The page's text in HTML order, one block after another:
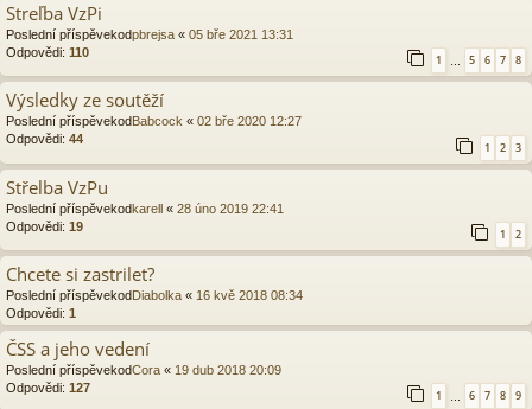
Streľba VzPi
Poslední příspěvekodpbrejsa « 05 bře 2021 13:31
Odpovědi: 110
1 … 5 6 7 8
Výsledky ze soutěží
Poslední příspěvekod Babcock « 02 bře 2020 12:27
Odpovědi: 44
1 2 3
Střelba VzPu
Poslední příspěvekodkarell « 28 úno 2019 22:41
Odpovědi: 19
1 2
Chcete si zastrilet?
Poslední příspěvekodDiabolka « 16 kvě 2018 08:34
Odpovědi: 1
ČSS a jeho vedení
Poslední příspěvekodCora « 19 dub 2018 20:09
Odpovědi: 127
1 … 6 7 8 9